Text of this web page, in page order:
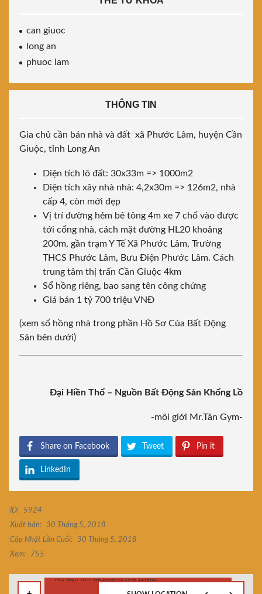
can giuoc
long an
phuoc lam
THÔNG TIN
Gia chủ cần bán nhà và đất xã Phước Lâm, huyện Cần
Giuộc, tỉnh Long An
Diện tích lô đất: 30x33m => 1000m2
Diện tích xây nhà nhà: 4,2x30m => 126m2, nhà
cấp 4, còn mới đẹp
Vị trí đường hẻm bê tông 4m xe 7 chổ vào được
tới cổng nhà, cách mặt đường HL20 khoảng
200m, gần trạm Y Tế Xã Phước Lâm, Trường
THCS Phước Lâm, Bưu Điện Phước Lâm. Cách
trung tâm thị trấn Cần Giuộc 4km
Sổ hồng riêng, bao sang tên công chứng
Giá bán 1 tỷ 700 triệu VNĐ
(xem sổ hồng nhà trong phần Hồ Sơ Của Bất Động
Sản bên dưới)
Đại Hiền Thổ – Nguồn Bất Động Sản Khổng Lồ
-môi giới Mr.Tân Gym-
Share on Facebook Tweet Pin it
LinkedIn
ID:
5924
Xuất bản:
30 Tháng 5, 2018
Cập Nhật Lần Cuối:
30 Tháng 5, 2018
Xem:
755